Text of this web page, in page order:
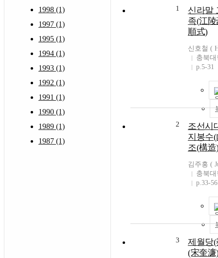
1998 (1)
1997 (1)
1995 (1)
1994 (1)
1993 (1)
1992 (1)
1991 (1)
1990 (1)
1989 (1)
1987 (1)
1
신라말
족(江
順式)
신호철 (
충북
p.5-31
2
조선시
지봉수
조(構
김주홍 (
충북
p.33-56
3
제월당
(宋奎